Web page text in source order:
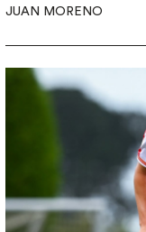
JUAN MORENO